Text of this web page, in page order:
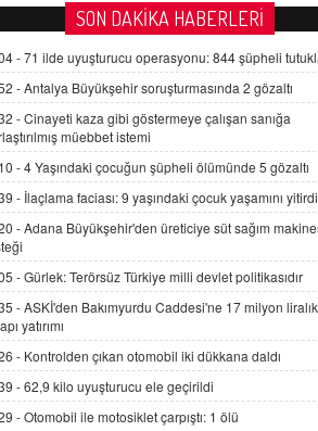
FARUK ÖNALAN
Tezkere Onaylanmasaydı…
2 Kasım 2021 Salı 00:11
AV. DOĞAN CAN DOĞAN
Kişisel verilerin korunması ve dijital
hukukun gelişimi
15.09.2025 16:17
SEHER EREK
Alınmalı?
9.12.2025 10:11
İNCİ GÜL AKÖL
Trump Keşke Adana'yı da Ziyaret
06.07.2026 13:00
SON DAKİKA HABERLERİ
-71 ilde uyuşturucu operasyonu: 844 şüpheli
-Antalya Büyükşehir soruşturmasında 2 gözaltı
-Cinayeti kaza gibi göstermeye çalışan sanığa
müebbet istemi
-4 Yaşındaki çocuğun şüpheli ölümünde 5 gözaltı
- İlaçlama faciası: 9 yaşındaki çocuk yaşamını yitirdi
-Adana Büyükşehir'den üreticiye süt sağım
-Gürlek: Terörsüz Türkiye milli devlet politikasıdır
-ASKİ'den Bakımyurdu Caddesi'ne 17 milyon liralık
yatırımı
- Kontrolden çıkan otomobil iki dükkana daldı
-62,9 kilo uyuşturucu ele geçirildi
-Otomobil ile motosiklet çarpıştı: 1 ölü